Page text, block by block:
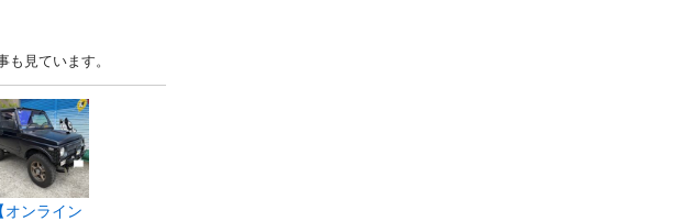
見ています。
【オンライン